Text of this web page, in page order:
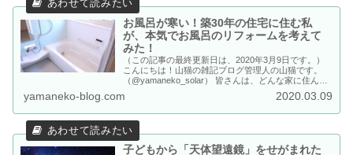
お風呂が寒い！築30年の住宅に住む私
が、本気でお風呂のリフォームを考えて
みた！
（この記事の最終更新日は、2020年3月9日です。）
こんにちは！山猫の雑記ブログ管理人の山猫です。
（@yamaneko_solar） 皆さんは、どんな家に住んで
いますか？新しく快適な家に住んでいる人もいれば、
ちょっと古い家に住んでいる人も。。 賃貸の人もい
古くなった家に...
yamaneko-blog.com 2020.03.09
子どもから「天体望遠鏡」をせがまれた